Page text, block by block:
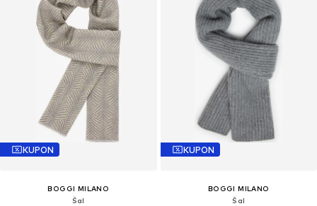
KUPON
BOGGI MILANO
Šal
KUPON
BOGGI MILANO
Šal